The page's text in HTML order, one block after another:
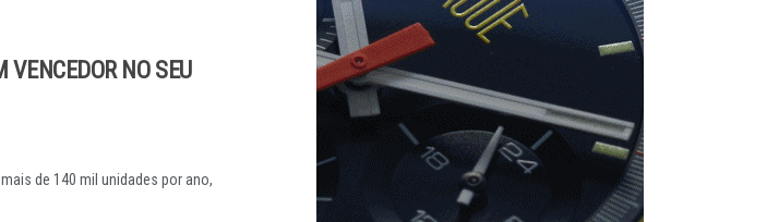
NO SEU
de 140 mil unidades por ano,